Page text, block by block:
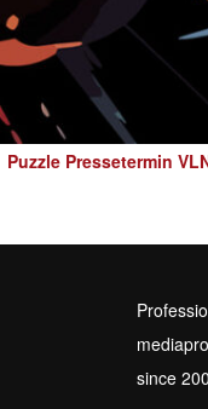
Puzzle Pressetermin
since